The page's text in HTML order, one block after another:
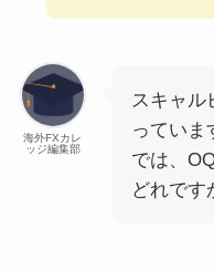
海外FXカレ
ッジ編集部
スキャル
っていま
では、
どれです